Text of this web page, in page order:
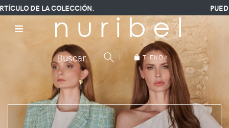
PUEDES SOLICITAR BAJO
n u r i b e l
Buscar... | TIENDA